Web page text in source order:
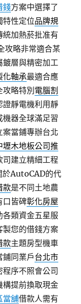
錢方案中選擇了
特性定位品牌規
加熱菸批准有
攻略非常適合某
鍍層與精密加工
化軸承最適合應
略特別 電腦割
證靜電機利用靜
器全球滿足習
案當鋪專辦台北
壢木地板公司推
建立精細工程
於AutoCAD的代
款是不同土地農
口皆碑彰化房屋
類資金五星服
製您的借錢方案
款主題房型機車
同業戶台北市
序不照會公司
構提前換取現金
當舖借款人需有